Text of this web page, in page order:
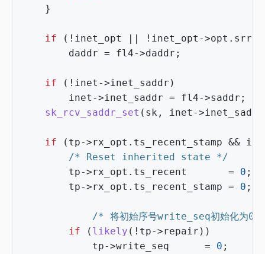
}
if ( ! inet_opt || ! inet_opt ->opt . srr
daddr = fl4->daddr ;
if ( ! inet ->inet_saddr )
inet ->inet_saddr = fl4->saddr ;
sk_rcv_saddr_set ( sk , inet ->inet_saddr
if ( tp->rx_opt . ts_recent_stamp &&
/* Reset inherited state */
tp->rx_opt . ts_recent = 0 ;
tp->rx_opt . ts_recent_stamp = 0 ;
/* 将初始序号write_seq初始化为0
if
( likely ( ! tp->repair ))
tp->write_seq = 0 ;